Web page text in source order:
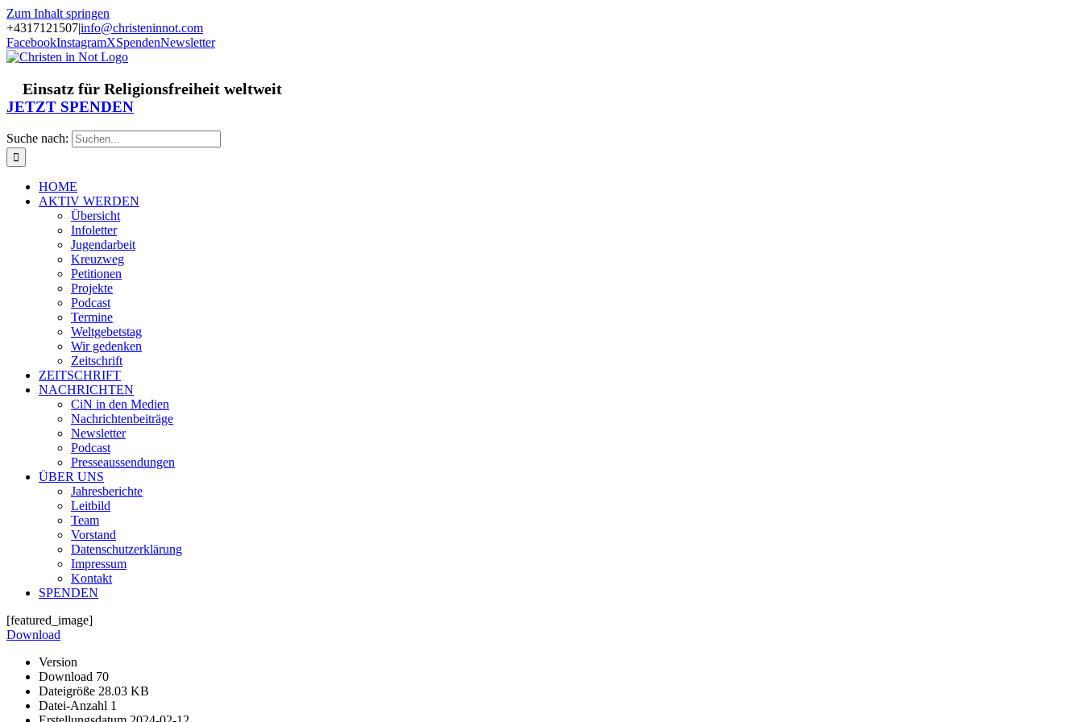
Zum Inhalt springen
+4317121507|info@christeninnot.com
FacebookInstagramXSpendenNewsletter
Einsatz für Religionsfreiheit weltweit
JETZT SPENDEN
Suche nach:
HOME
AKTIV WERDEN
Übersicht
Infoletter
Jugendarbeit
Kreuzweg
Petitionen
Projekte
Podcast
Termine
Weltgebetstag
Wir gedenken
Zeitschrift
ZEITSCHRIFT
NACHRICHTEN
CiN in den Medien
Nachrichtenbeiträge
Newsletter
Podcast
Presseaussendungen
ÜBER UNS
Jahresberichte
Leitbild
Team
Vorstand
Datenschutzerklärung
Impressum
Kontakt
SPENDEN
[featured_image]
Download
Version
Download 70
Dateigröße 28.03 KB
Datei-Anzahl 1